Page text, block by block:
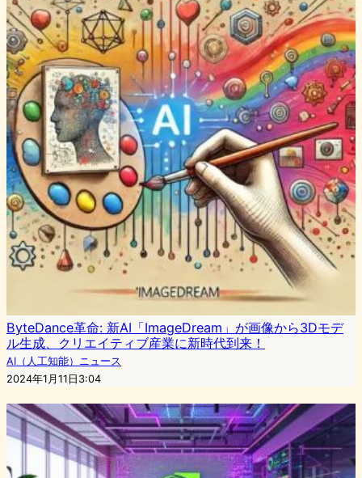
ByteDance革命: 新AI「ImageDream」が画像から3Dモデ
ル生成、クリエイティブ産業に新時代到来！
AI（人工知能）ニュース
2024年1月11日3:04